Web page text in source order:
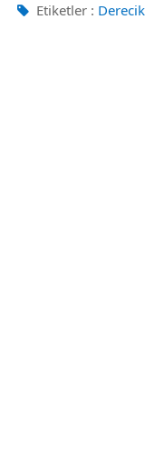
Etiketler : Derecik